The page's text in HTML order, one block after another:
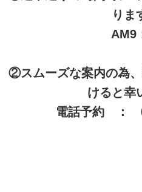
りま
AM9：00
②スムーズな案内の為
けると幸
電話予約 ：